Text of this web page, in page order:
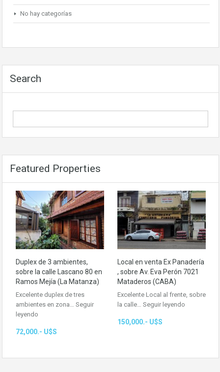
No hay categorías
Search
Featured Properties
Duplex de 3 ambientes,
sobre la calle Lascano 80 en
Ramos Mejía (La Matanza)
Excelente duplex de tres
ambientes en zona… Seguir
leyendo
72,000.- U$S
Local en venta Ex Panadería
, sobre Av. Eva Perón 7021
Mataderos (CABA)
Excelente Local al frente, sobre
la calle… Seguir leyendo
150,000.- U$S